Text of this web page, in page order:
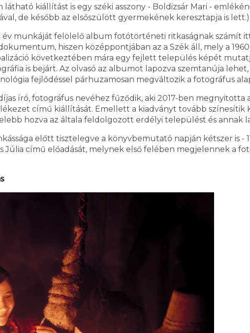
kiállítást is egy széki asszony - Boldizsár Mari -
de később az elsőszülött gyermekének keresztapja is lett.)
munkáját felölelő album fotótörténeti ritkaságnak számít
hiszen középpontjában az a Szék áll, mely a
következtében mára egy fejlett település képét
is bejárt. Az olvasó az albumot lapozva szemtanúja
fejlődéssel párhuzamosan megváltozik a fotográfus
író, fotográfus nevéhez fűződik, aki 2017-ben megnyitotta
című kiállítását. Emellett a kiadványt tovább színesítik
hozva az általa feldolgozott erdélyi települést és annak
előtt tisztelegve a könyvbemutató napján kétszer is -
Júlia című előadását, melynek első felében megjelennek a